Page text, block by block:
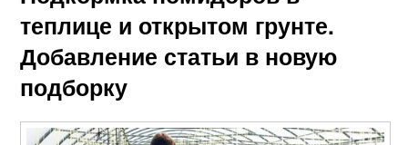
теплице и открытом грунте.
Добавление статьи в новую
подборку